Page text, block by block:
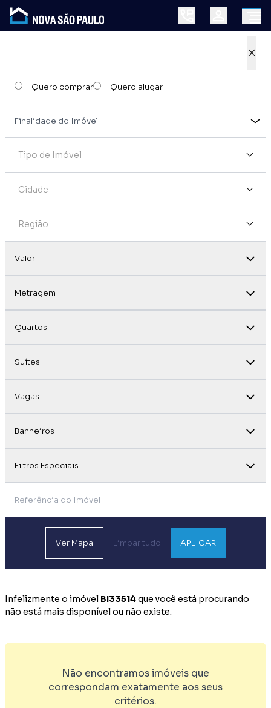
×
Quero comprar Quero alugar
Tipo de Imóvel
Cidade
Região
Valor
Metragem
Quartos
Suítes
Vagas
Banheiros
Filtros Especiais
Ver Mapa Limpar tudo APLICAR
Infelizmente o imóvel BI33514que você está procurando
não está mais disponível ou não existe.
Não encontramos imóveis que
correspondam exatamente aos seus
critérios.